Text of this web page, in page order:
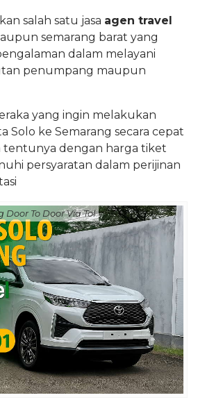
salah satu jasa agen travel
semarang barat yang
dalam melayani
penumpang maupun
yang ingin melakukan
Solo ke Semarang secara cepat
tentunya dengan harga tiket
persyaratan dalam perijinan
Door To Door Via Tol